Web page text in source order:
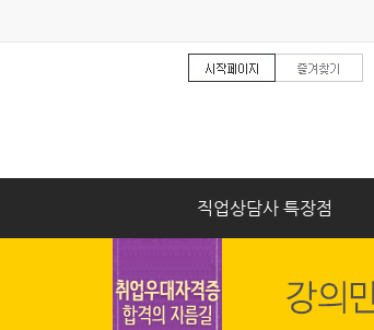
직업상담사 특장점